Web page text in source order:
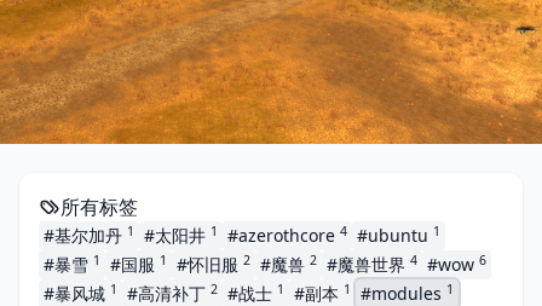
所有标签
#基尔加丹 1 #太阳井 1 #azerothcore 4 #ubuntu 1
#暴雪 1 #国服 1 #怀旧服 2 #魔兽 2 #魔兽世界 4 #wow 6
#暴风城 1 #高清补丁 2 #战士 1 #副本 1 #modules 1